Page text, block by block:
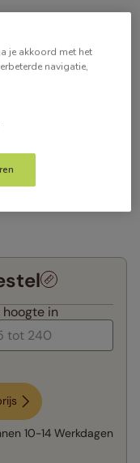
hoogte in
10-14 Werkdagen
je akkoord met het
navigatie,